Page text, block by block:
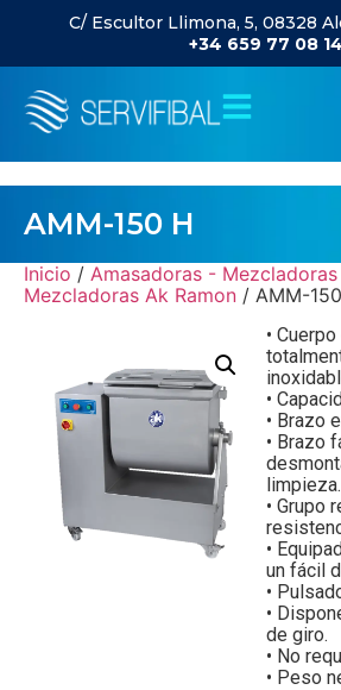
C/ Escultor Llimona, 5, 08328
+34 659 77 08 14
AMM-150 H
Inicio / Amasadoras - Mezcladoras
Mezcladoras Ak Ramon / AMM-
•
•
• Brazo
• Brazo
limpieza.
• Grupo
•
un fácil
•
•
de giro.
• No
• Peso